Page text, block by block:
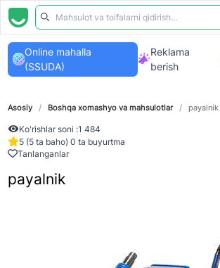
Online mahalla
(SSUDA)
Reklama
berish
Asosiy / Boshqa xomashyo va mahsulotlar / payalnik
Ko'rishlar soni :1 484
5 (5 ta baho) 0 ta buyurtma
Tanlanganlar
payalnik